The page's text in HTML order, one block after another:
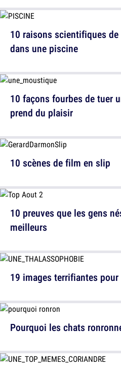
10 raisons scientifiques
dans une piscine
10 scènes de film en slip
19 images terrifiantes
10 façons fourbes de tuer
prend du plaisir
10 preuves que les gens
meilleurs
Pourquoi les chats